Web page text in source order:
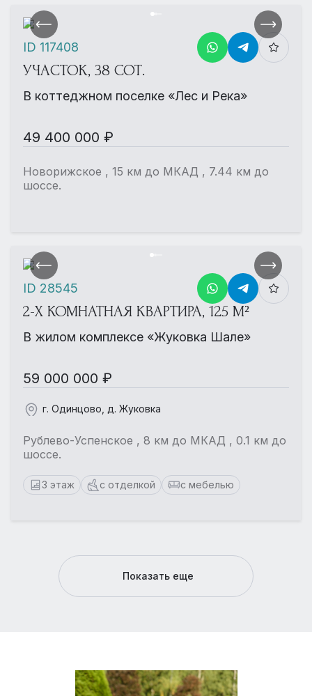
УЧАСТОК, 38 СОТ.
В коттеджном поселке «Лес и Река»
49 400 000 ₽
Новорижское , 15 км до МКАД , 7.44 км до
шоссе.
ID 117408
2-Х КОМНАТНАЯ КВАРТИРА, 125 М²
В жилом комплексе «Жуковка Шале»
59 000 000 ₽
г. Одинцово, д. Жуковка
Рублево-Успенское , 8 км до МКАД , 0.1 км до
шоссе.
3 этаж с отделкой с мебелью
ID 28545
Показать еще